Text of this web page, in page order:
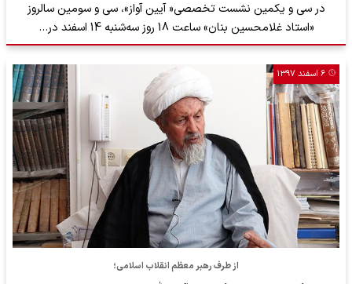
در سی و یکمین نشست تخصصی« آیین آواز»، سی‌ و سومین سالروز
«استاد غلامحسین بنان» ساعت 18 روز سه‌شنبه 14 اسفند در…
۶ اسفند ۱۳۹۷
از طرف رهبر معظم انقلاب اسلامی؛